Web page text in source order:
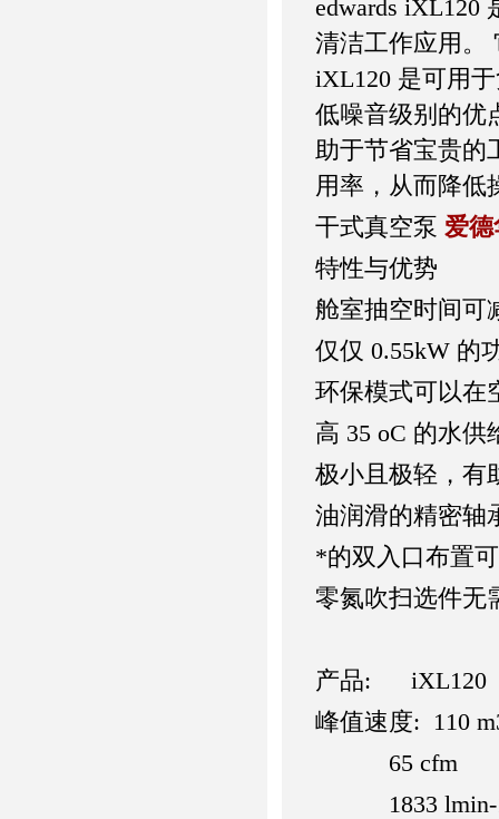
edwards iXL120
清洁工作应用。
iXL120 是可用
低噪音级别的优
助于节省宝贵的
用率，从而降低
干式真空泵 爱
特性与优势
舱室抽空时间可
仅仅 0.55kW 的
环保模式可以在
高 35 oC 的水
极小且极轻，有
油润滑的精密轴
*的双入口布置
零氮吹扫选件无
产品: iXL120
峰值速度: 110
65 cfm
1833 lmin-